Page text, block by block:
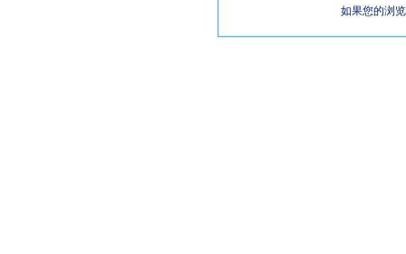
如果您的浏